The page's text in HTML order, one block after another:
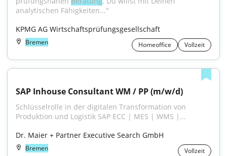
analytischen Fähigkeiten..."
KPMG AG Wirtschaftsprüfungsgesellschaft
Bremen Homeoffice Vollzeit
SAP Inhouse Consultant WM / PP (m/w/d)
Schlüsselrolle in der digitalen Transformation von
Produktion und Logistik SAP ECC | MES | WMS |...
Dr. Maier + Partner Executive Search GmbH
Bremen Vollzeit